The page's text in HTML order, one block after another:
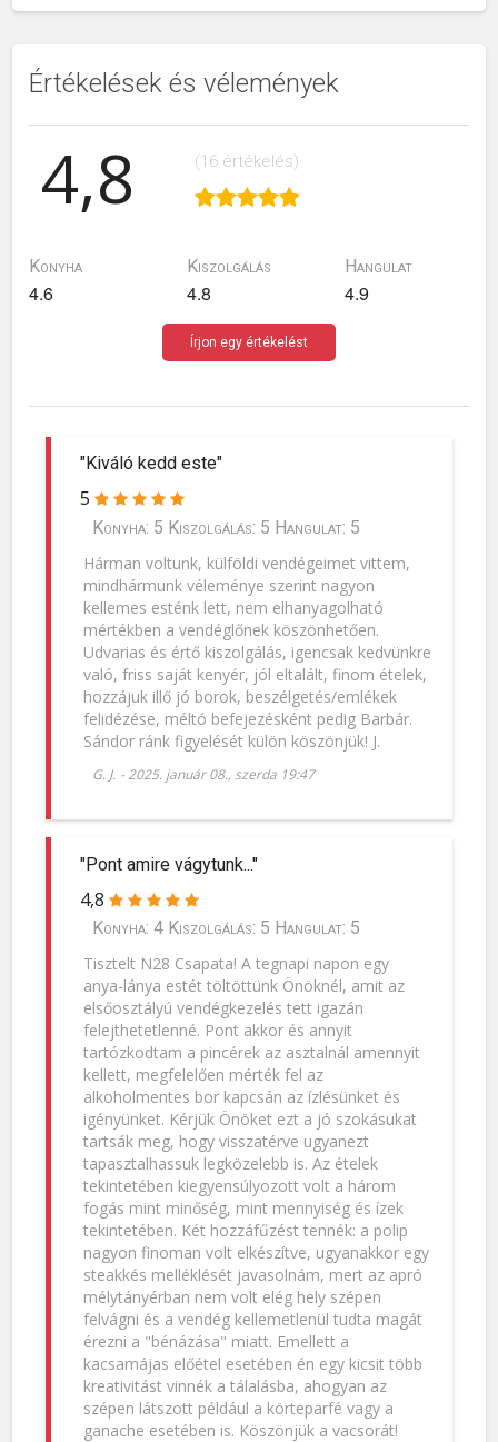
Értékelések és vélemények
4,8 (16 értékelés)
Konyha
4.6
Kiszolgálás
4.8
Hangulat
4.9
Írjon egy értékelést
"Kiváló kedd este"
5
Konyha: 5 Kiszolgálás: 5 Hangulat: 5
Hárman voltunk, külföldi vendégeimet vittem,
mindhármunk véleménye szerint nagyon
kellemes esténk lett, nem elhanyagolható
mértékben a vendéglőnek köszönhetően.
Udvarias és értő kiszolgálás, igencsak kedvünkre
való, friss saját kenyér, jól eltalált, finom ételek,
hozzájuk illő jó borok, beszélgetés/emlékek
felidézése, méltó befejezésként pedig Barbár.
Sándor ránk figyelését külön köszönjük! J.
G. J. -2025. január 08., szerda 19:47
"Pont amire vágytunk..."
4,8
Konyha: 4 Kiszolgálás: 5 Hangulat: 5
Tisztelt N28 Csapata! A tegnapi napon egy
anya-lánya estét töltöttünk Önöknél, amit az
elsőosztályú vendégkezelés tett igazán
felejthetetlenné. Pont akkor és annyit
tartózkodtam a pincérek az asztalnál amennyit
kellett, megfelelően mérték fel az
alkoholmentes bor kapcsán az ízlésünket és
igényünket. Kérjük Önöket ezt a jó szokásukat
tartsák meg, hogy visszatérve ugyanezt
tapasztalhassuk legközelebb is. Az ételek
tekintetében kiegyensúlyozott volt a három
fogás mint minőség, mint mennyiség és ízek
tekintetében. Két hozzáfűzést tennék: a polip
nagyon finoman volt elkészítve, ugyanakkor egy
steakkés melléklését javasolnám, mert az apró
mélytányérban nem volt elég hely szépen
felvágni és a vendég kellemetlenül tudta magát
érezni a "bénázása" miatt. Emellett a
kacsamájas előétel esetében én egy kicsit több
kreativitást vinnék a tálalásba, ahogyan az
szépen látszott például a körteparfé vagy a
ganache esetében is. Köszönjük a vacsorát!